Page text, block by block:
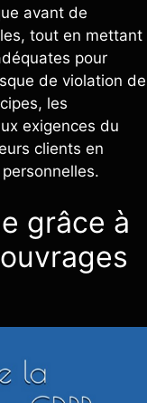
avant de
tout en mettant
pour
de violation de
les
exigences du
clients en
grâce à